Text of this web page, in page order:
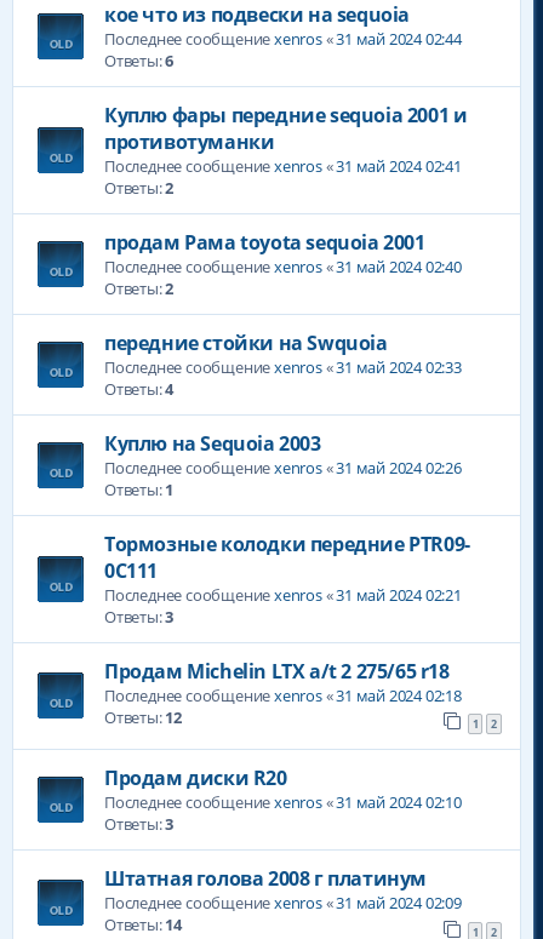
кое что из подвески на sequoia
Последнее сообщениеxenros«31 май 2024 02:44
Ответы:6
Куплю фары передние sequoia 2001 и
противотуманки
Последнее сообщениеxenros«31 май 2024 02:41
Ответы:2
продам Рама toyota sequoia 2001
Последнее сообщениеxenros«31 май 2024 02:40
Ответы:2
передние стойки на Swquoia
Последнее сообщениеxenros«31 май 2024 02:33
Ответы:4
Куплю на Sequoia 2003
Последнее сообщениеxenros«31 май 2024 02:26
Ответы:1
Тормозные колодки передние PTR09-
0C111
Последнее сообщениеxenros«31 май 2024 02:21
Ответы:3
Продам Michelin LTX a/t 2 275/65 r18
Последнее сообщениеxenros«31 май 2024 02:18
Ответы:12 1 2
Продам диски R20
Последнее сообщениеxenros«31 май 2024 02:10
Ответы:3
Штатная голова 2008 г платинум
Последнее сообщениеxenros«31 май 2024 02:09
Ответы:14 1 2